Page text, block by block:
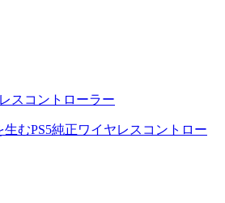
スコントローラー
むPS5純正ワイヤレスコントロー